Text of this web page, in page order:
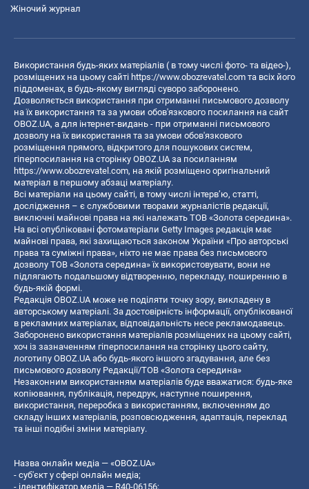
Жіночий журнал
Використання будь-яких матеріалів ( в тому числі фото- та відео-),
розміщених на цьому сайті https://www.obozrevatel.com та всіх його
піддоменах, в будь-якому вигляді суворо заборонено.
Дозволяється використання при отриманні письмового дозволу
на їх використання та за умови обов'язкового посилання на сайт
OBOZ.UA, а для інтернет-видань - при отриманні письмового
дозволу на їх використання та за умови обов'язкового
розміщення прямого, відкритого для пошукових систем,
гіперпосилання на сторінку OBOZ.UA за посиланням
https://www.obozrevatel.com, на якій розміщено оригінальний
матеріал в першому абзаці матеріалу.
Всі матеріали на цьому сайті, в тому числі інтерв’ю, статті,
дослідження – є службовими творами журналістів редакції,
виключні майнові права на які належать ТОВ «Золота середина».
На всі опубліковані фотоматеріали Getty Images редакція має
майнові права, які захищаються законом України «Про авторські
права та суміжні права», ніхто не має права без письмового
дозволу ТОВ «Золота середина» їх використовувати, вони не
підлягають подальшому відтворенню, перекладу, поширенню в
будь-якій формі.
Редакція OBOZ.UA може не поділяти точку зору, викладену в
авторському матеріалі. За достовірність інформації, опублікованої
в рекламних матеріалах, відповідальність несе рекламодавець.
Заборонено використання матеріалів розміщених на цьому сайті,
хоч із зазначенням гіперпосилання на сторінку цього сайту,
логотипу OBOZ.UA або будь-якого іншого згадування, але без
письмового дозволу Редакції/ТОВ «Золота середина»
Незаконним використанням матеріалів буде вважатися: будь-яке
копiювання, публiкацiя, передрук, наступне поширення,
використання, переробка з використанням, включенням до
складу інших матеріалів, розповсюдження, адаптація, переклад
та інші подібні зміни матеріалу.
Назва онлайн медіа — «OBOZ.UA»
- суб'єкт у сфері онлайн медіа;
- ідентифікатор медіа — R40-06156;